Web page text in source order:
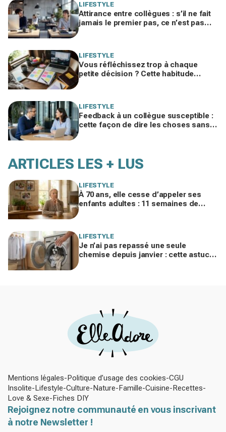
LIFESTYLE
Attirance entre collègues : s’il ne fait
jamais le premier pas, ce n’est pas
LIFESTYLE
Vous réfléchissez trop à chaque
petite décision ? Cette habitude
LIFESTYLE
Feedback à un collègue susceptible :
cette façon de dire les choses sans
ARTICLES LES + LUS
LIFESTYLE
À 70 ans, elle cesse d’appeler ses
enfants adultes : 11 semaines de
LIFESTYLE
Je n’ai pas repassé une seule
chemise depuis janvier : cette astuce
Mentions légales Politique d’usage des cookies CGU
Insolite Lifestyle Culture Nature Famille Cuisine Recettes
Love & Sexe Fiches DIY
Rejoignez notre communauté en vous inscrivant
à notre Newsletter !